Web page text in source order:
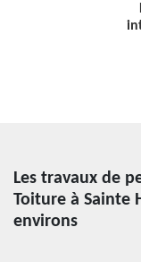
Les travaux de
Toiture à Sainte
environs